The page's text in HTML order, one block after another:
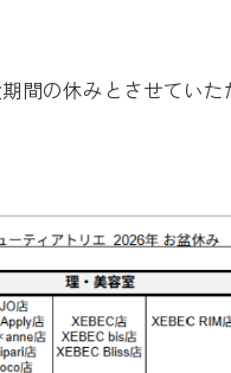
間の休みとさせていた